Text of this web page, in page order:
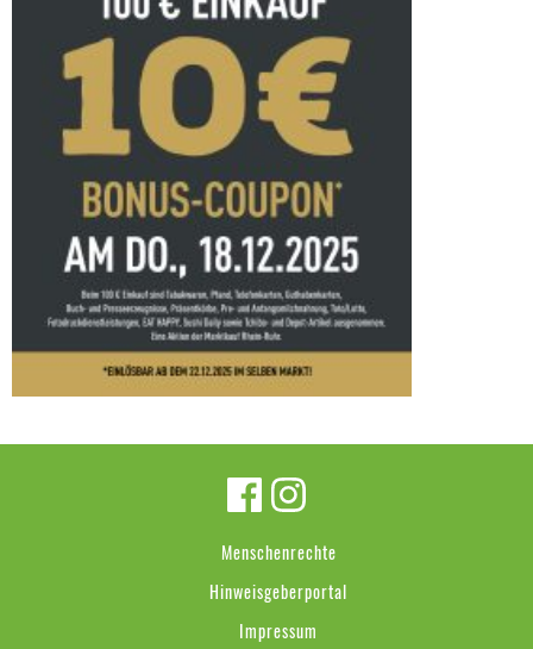
Menschenrechte
Hinweisgeberportal
Impressum